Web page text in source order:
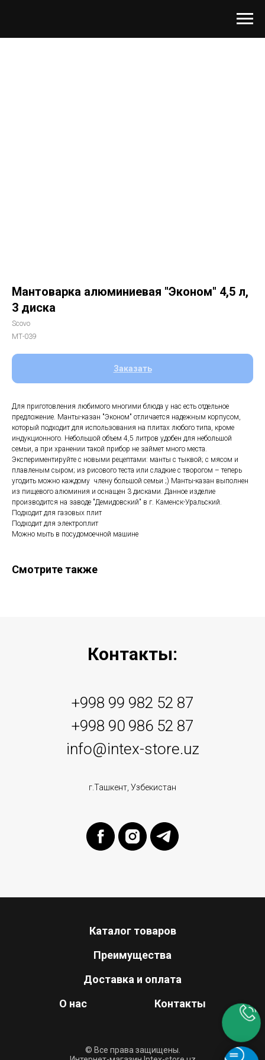
Мантоварка алюминиевая "Эконом" 4,5 л,
3 диска
Scovo
МТ-039
Заказать
Для приготовления любимого многими блюда у нас есть отдельное
предложение. Манты-казан "Эконом" отличается надежным корпусом,
который подходит для использования на плитах любого типа, кроме
индукционного. Небольшой объем 4,5 литров удобен для небольшой
семьи, а при хранении такой прибор не займет много места.
Экспериментируйте с новыми рецептами: манты с тыквой; с мясом и
плавленым сыром; из рисового теста или сладкие с творогом – теперь
угодить можно каждому члену большой семьи ;) Манты-казан выполнен
из пищевого алюминия и оснащен 3 дисками. Данное изделие
производится на заводе "Демидовский" в г. Каменск-Уральский.
Подходит для газовых плит
Подходит для электроплит
Можно мыть в посудомоечной машине
Смотрите также
Контакты:
+998 99 982 52 87
+998 90 986 52 87
info@intex-store.uz
г.Ташкент, Узбекистан
Каталог товаров
Преимущества
Доставка и оплата
О нас
Контакты
© Все права защищены.